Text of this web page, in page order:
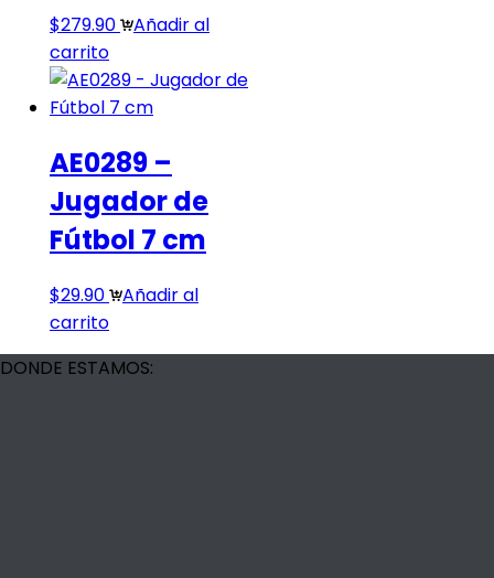
$279.90
Añadir al
carrito
AE0289 –
Jugador de
Fútbol 7 cm
$29.90
Añadir al
carrito
DONDE ESTAMOS: